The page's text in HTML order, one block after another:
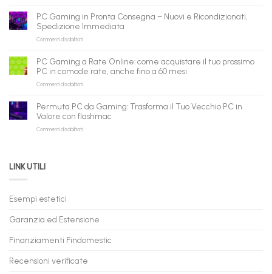
AI:
il
tuo
assistente
può
fare
shopping
qui
ricondizionati
all’ingrosso:
la
nuova
B2B
flashmac
per
rivenditori
PC Gaming in Pronta Consegna – Nuovi e Ricondizionati,
Spedizione Immediata
Commenti disabilitatisu
Gaming
in
Pronta
Consegna
Nuovi
Ricondizionati,
Spedizione
PC Gaming a Rate Online: come acquistare il tuo prossimo
PC in comode rate, anche fino a 60 mesi
Commenti disabilitatisu
Gaming
a
Rate
Online:
anche
a
Permuta PC da Gaming: Trasforma il Tuo Vecchio PC in
Valore con flashmac
Commenti disabilitatisu
in
con
LINK UTILI
Esempi estetici
Garanzia ed Estensione
Finanziamenti Findomestic
Recensioni verificate